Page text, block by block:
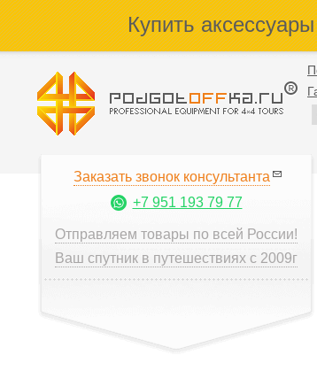
Купить
Заказать звонок консультанта
+7 951 193 79 77
Отправляем товары по всей России!
Ваш спутник в путешествиях с 2009г